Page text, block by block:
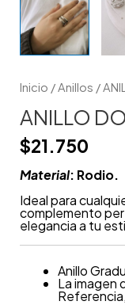
Inicio / Anillos /
ANILLO
$21.750
Material: Rodio.
Ideal para
complemento
elegancia a tu
Anillo
La imagen